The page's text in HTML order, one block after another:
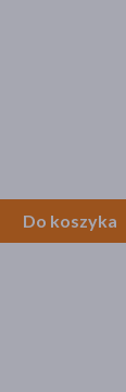
Do koszyka